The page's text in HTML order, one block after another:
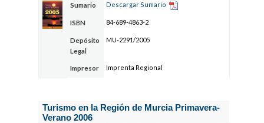
Sumario Descargar Sumario
ISBN 84-689-4863-2
Depósito
Legal
MU-2291/2005
Impresor Imprenta Regional
Turismo en la Región de Murcia Primavera-
Verano 2006